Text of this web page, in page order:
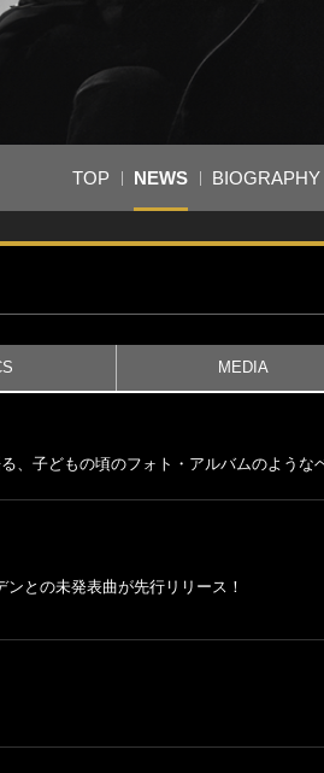
TOP NEWS BIOGRAPHY
MEDIA
、子どもの頃のフォト・アルバムのような
との未発表曲が先行リリース！